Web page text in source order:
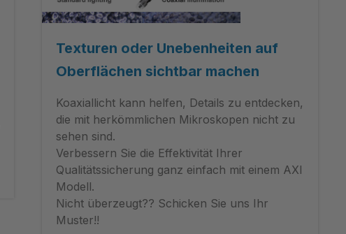
Texturen oder Unebenheiten auf
Oberflächen sichtbar machen
Koaxiallicht kann helfen, Details zu entdecken,
die mit herkömmlichen Mikroskopen nicht zu
sehen sind.
Verbessern Sie die Effektivität Ihrer
Qualitätssicherung ganz einfach mit einem AXI
Modell.
Nicht überzeugt?? Schicken Sie uns Ihr
Muster!!